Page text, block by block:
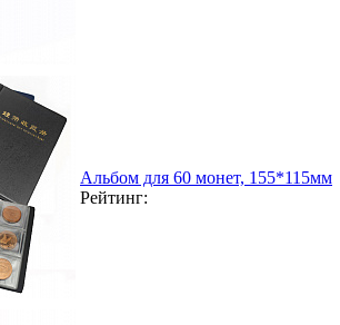
Альбом для 60 монет, 155*115мм
Рейтинг: